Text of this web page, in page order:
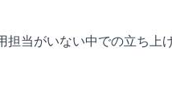
当がいない中での立ち